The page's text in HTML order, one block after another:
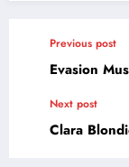
Previous post
Evasion
Next post
Clara